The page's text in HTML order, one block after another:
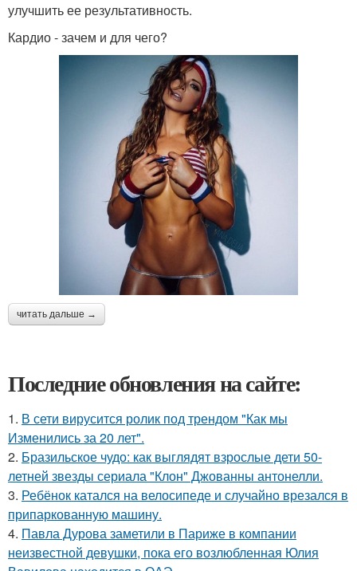
улучшить ее результативность.
Кардио - зачем и для чего?
читать дальше →
Последние обновления на сайте:
1. В сети вирусится ролик под трендом "Как мы
Изменились за 20 лет".
2. Бразильское чудо: как выглядят взрослые дети 50-
летней звезды сериала "Клон" Джованны антонелли.
3. Ребёнок катался на велосипеде и случайно врезался в
припаркованную машину.
4. Павла Дурова заметили в Париже в компании
неизвестной девушки, пока его возлюбленная Юлия